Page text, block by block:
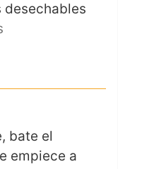
desechables
bate el
empiece a